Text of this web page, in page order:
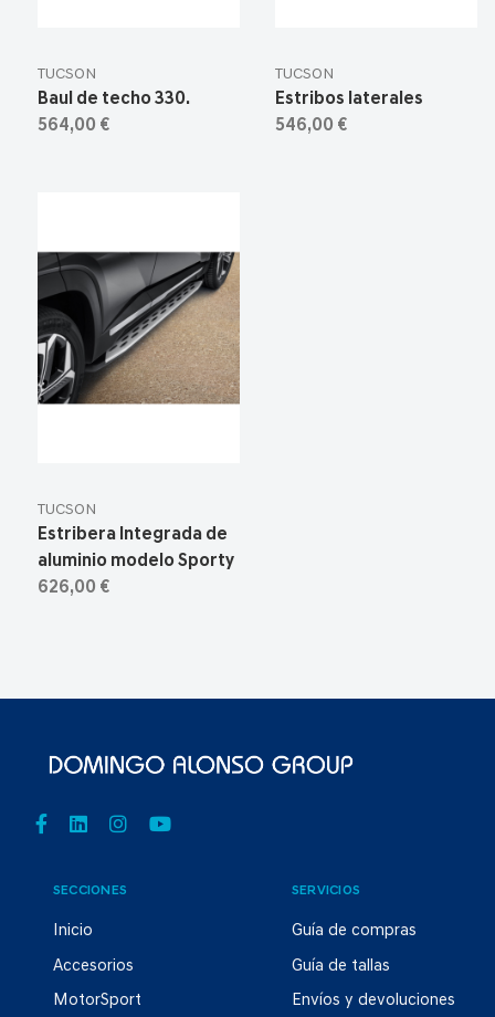
TUCSON
Baul de techo 330.
564,00 €
TUCSON
Estribos laterales
546,00 €
TUCSON
Estribera Integrada de
aluminio modelo Sporty
626,00 €
SECCIONES
Inicio
Accesorios
MotorSport
SERVICIOS
Guía de compras
Guía de tallas
Envíos y devoluciones